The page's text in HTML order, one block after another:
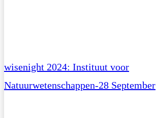
wisenight 2024: Instituut voor
Natuurwetenschappen-28 September